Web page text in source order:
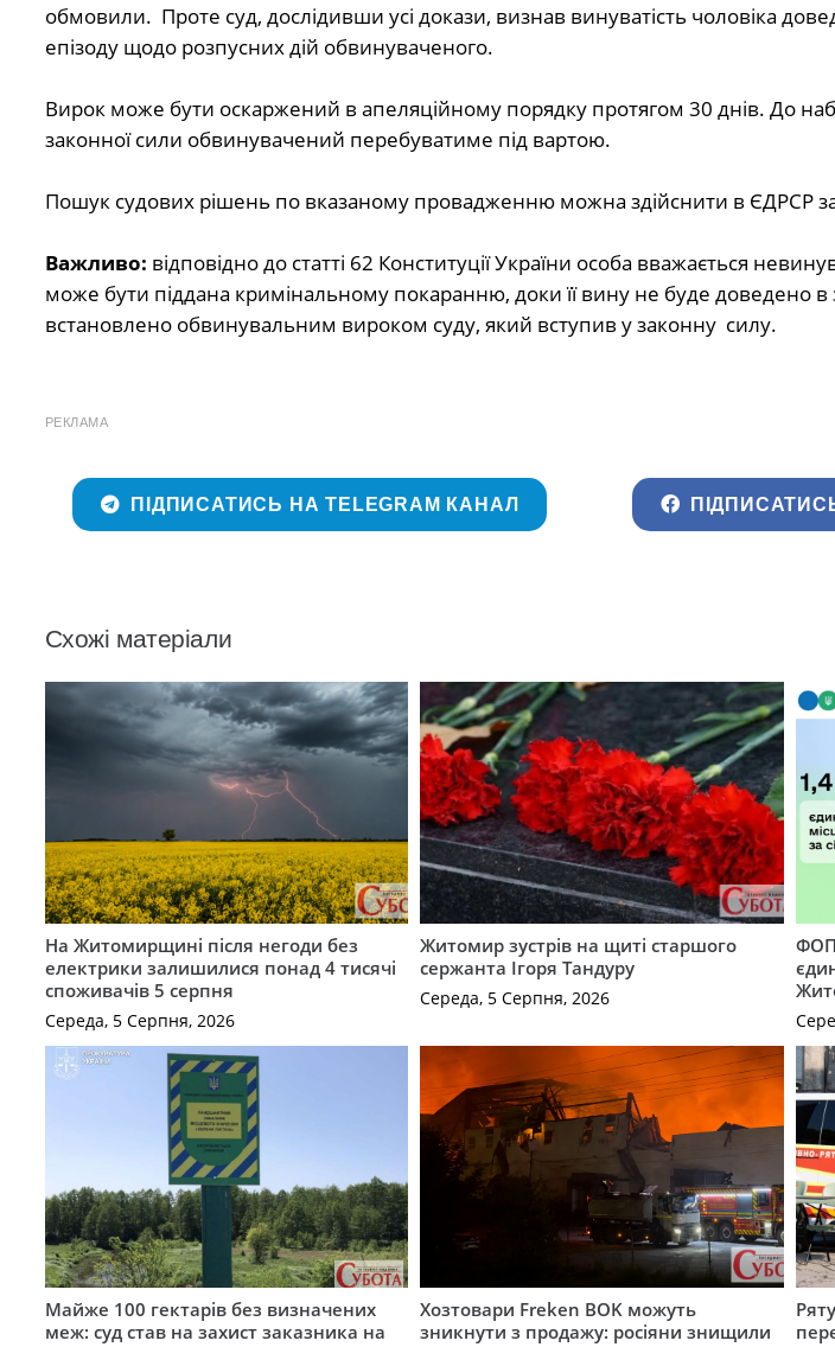
обмовили. Проте суд, дослідивши усі докази, визнав винуватість чоловіка
епізоду щодо розпусних дій обвинуваченого.
Вирок може бути оскаржений в апеляційному порядку протягом 30 днів. До
законної сили обвинувачений перебуватиме під вартою.
Пошук судових рішень по вказаному провадженню можна здійснити в ЄДРСР
Важливо: відповідно до статті 62 Конституції України особа вважається
може бути піддана кримінальному покаранню, доки її вину не буде доведено в
встановлено обвинувальним вироком суду, який вступив у законну силу.
РЕКЛАМА
ПІДПИСАТИСЬ НА TELEGRAM КАНАЛ
Схожі матеріали
На Житомирщині після негоди без
електрики залишилися понад 4 тисячі
споживачів 5 серпня
Середа, 5 Серпня, 2026
Житомир зустрів на щиті старшого
сержанта Ігоря Тандуру
Середа, 5 Серпня, 2026
ФОП
Майже 100 гектарів без визначених
меж: суд став на захист заказника на
Хозтовари Freken BOK можуть
зникнути з продажу: росіяни знищили